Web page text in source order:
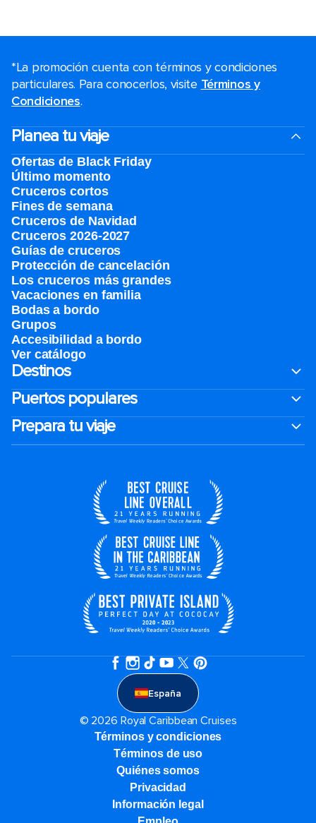
*La promoción cuenta con términos y condiciones
particulares. Para conocerlos, visite Términos y
Condiciones.
Planea tu viaje
Ofertas de Black Friday
Último momento
Cruceros cortos
Fines de semana
Cruceros de Navidad
Cruceros 2026-2027
Guías de cruceros
Protección de cancelación
Los cruceros más grandes
Vacaciones en familia
Bodas a bordo
Grupos
Accesibilidad a bordo
Ver catálogo
Destinos
Puertos populares
Prepara tu viaje
España
© 2026 Royal Caribbean Cruises
Términos y condiciones
Términos de uso
Quiénes somos
Privacidad
Información legal